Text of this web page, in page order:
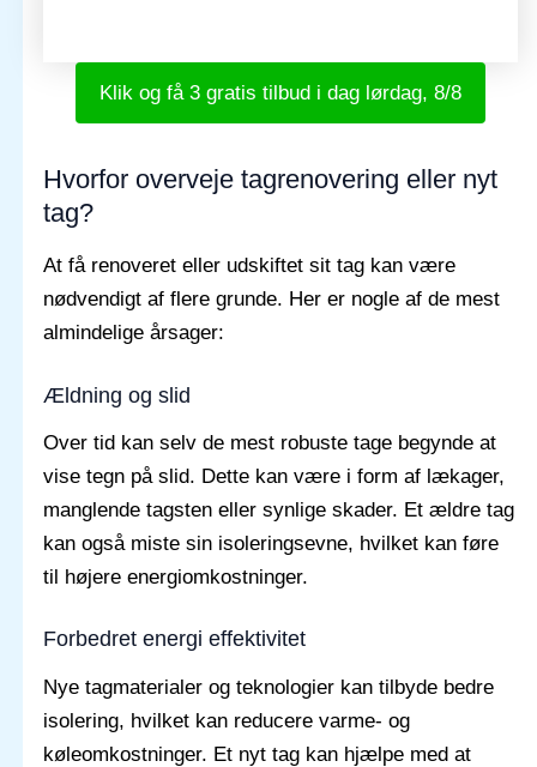
Klik og få 3 gratis tilbud i dag lørdag, 8/8
Hvorfor overveje tagrenovering eller nyt
tag?
At få renoveret eller udskiftet sit tag kan være
nødvendigt af flere grunde. Her er nogle af de mest
almindelige årsager:
Ældning og slid
Over tid kan selv de mest robuste tage begynde at
vise tegn på slid. Dette kan være i form af lækager,
manglende tagsten eller synlige skader. Et ældre tag
kan også miste sin isoleringsevne, hvilket kan føre
til højere energiomkostninger.
Forbedret energi effektivitet
Nye tagmaterialer og teknologier kan tilbyde bedre
isolering, hvilket kan reducere varme- og
køleomkostninger. Et nyt tag kan hjælpe med at